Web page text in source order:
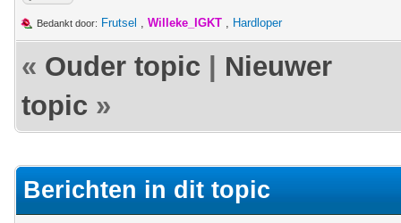
Bedankt door: Frutsel , Willeke_IGKT , Hardloper
« Ouder topic
Nieuwer
topic »
Berichten in dit topic